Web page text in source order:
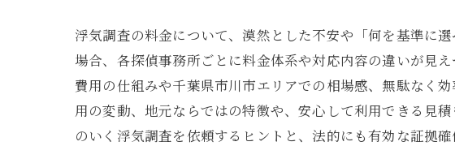
浮気調査の料金について、漠然とした不安や「何を基準に
場合、各探偵事務所ごとに料金体系や対応内容の違いが見
費用の仕組みや千葉県市川市エリアでの相場感、無駄なく
用の変動、地元ならではの特徴や、安心して利用できる見
のいく浮気調査を依頼するヒントと、法的にも有効な証拠確